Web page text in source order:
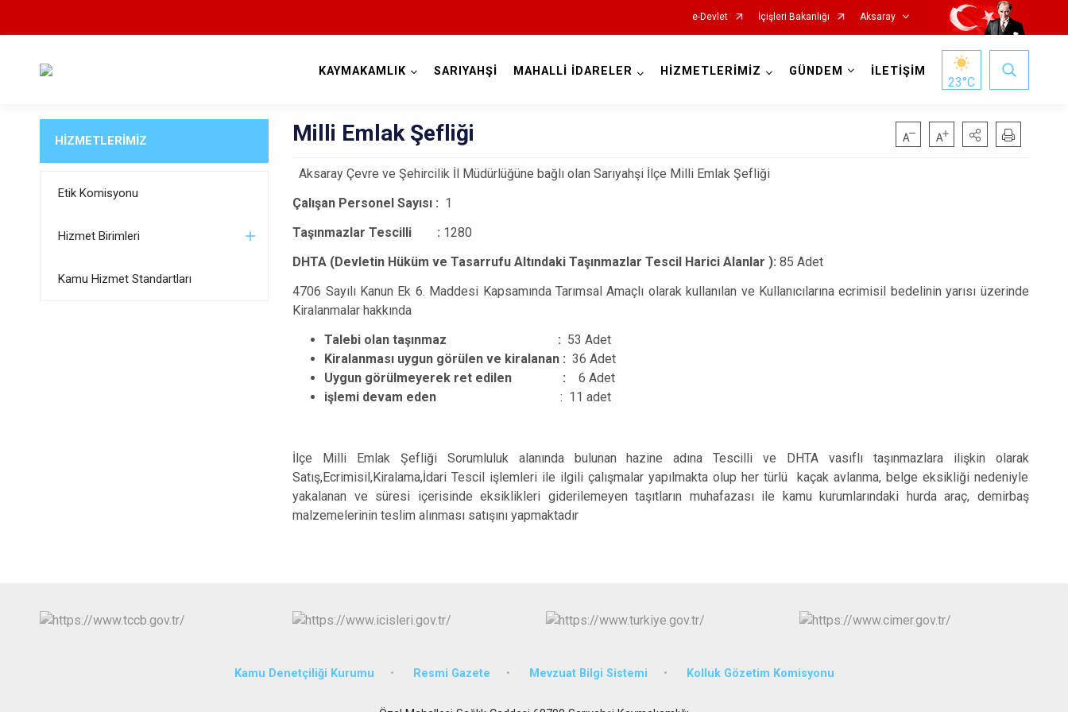
e-Devlet İçişleri Bakanlığı Aksaray
KAYMAKAMLIK SARIYAHŞİ MAHALLİ İDARELER HİZMETLERİMİZ GÜNDEM İLETİŞİM
23°C
HİZMETLERİMİZ
Etik Komisyonu
Hizmet Birimleri
Kamu Hizmet Standartları
Milli Emlak Şefliği
Aksaray Çevre ve Şehircilik İl Müdürlüğüne bağlı olan Sarıyahşi İlçe Milli Emlak Şefliği
Çalışan Personel Sayısı : 1
Taşınmazlar Tescilli : 1280
DHTA (Devletin Hüküm ve Tasarrufu Altındaki Taşınmazlar Tescil Harici Alanlar ): 85 Adet
4706 Sayılı Kanun Ek 6. Maddesi Kapsamında Tarımsal Amaçlı olarak kullanılan ve Kullanıcılarına ecrimisil bedelinin yarısı üzerinde
Kiralanmalar hakkında
Talebi olan taşınmaz : 53 Adet
Kiralanması uygun görülen ve kiralanan :36 Adet
Uygun görülmeyerek ret edilen :
6 Adet
işlemi devam eden
: 11 adet
İlçe Milli Emlak Şefliği Sorumluluk alanında bulunan hazine adına Tescilli ve DHTA vasıflı taşınmazlara ilişkin olarak
Satış,Ecrimisil,Kiralama,İdari Tescil işlemleri ile ilgili çalışmalar yapılmakta olup her türlü kaçak avlanma, belge eksikliği nedeniyle
yakalanan ve süresi içerisinde eksiklikleri giderilemeyen taşıtların muhafazası ile kamu kurumlarındaki hurda araç, demirbaş
malzemelerinin teslim alınması satışını yapmaktadır
Kamu Denetçiliği Kurumu Resmi Gazete Mevzuat Bilgi Sistemi Kolluk Gözetim Komisyonu